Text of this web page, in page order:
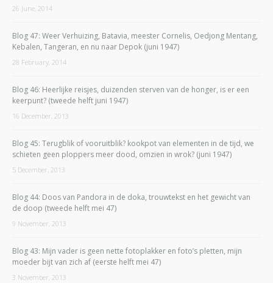
26 June, 2014
Blog 47: Weer Verhuizing, Batavia, meester Cornelis, Oedjong Mentang,
Kebalen, Tangeran, en nu naar Depok (juni 1947)
28 February, 2014
Blog 46: Heerlijke reisjes, duizenden sterven van de honger, is er een
keerpunt? (tweede helft juni 1947)
16 December, 2013
Blog 45: Terugblik of vooruitblik? kookpot van elementen in de tijd, we
schieten geen ploppers meer dood, omzien in wrok? (juni 1947)
5 December, 2013
Blog 44: Doos van Pandora in de doka, trouwtekst en het gewicht van
de doop (tweede helft mei 47)
9 November, 2013
Blog 43: Mijn vader is geen nette fotoplakker en foto’s pletten, mijn
moeder bijt van zich af (eerste helft mei 47)
3 November, 2013